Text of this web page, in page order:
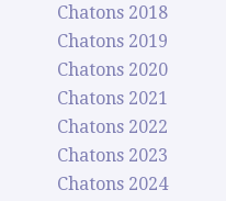
Chatons 2018
Chatons 2019
Chatons 2020
Chatons 2021
Chatons 2022
Chatons 2023
Chatons 2024